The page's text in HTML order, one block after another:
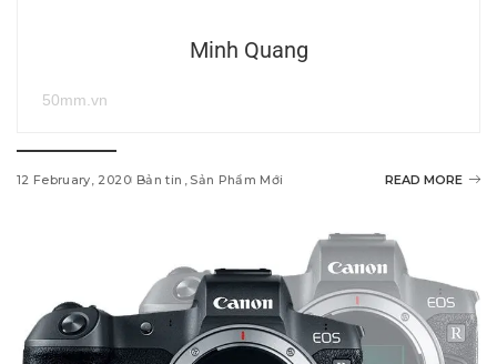
Minh Quang
50mm.vn
12 February, 2020 Bản tin Sản Phẩm Mới READ MORE